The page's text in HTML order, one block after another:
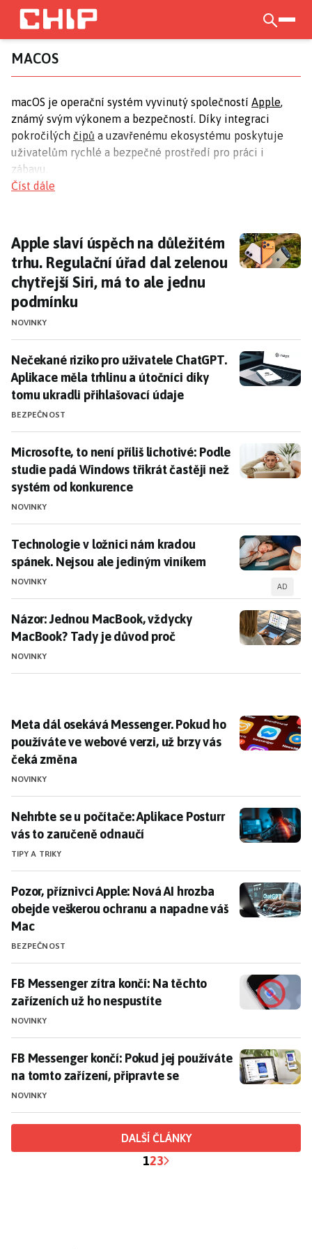
Přejít
hlavnímu
obsahu
MACOS
macOS je operační systém vyvinutý společností Apple,
známý svým výkonem a bezpečností. Díky integraci
pokročilých čipů a uzavřenému ekosystému poskytuje
uživatelům rychlé a bezpečné prostředí pro práci i
zábavu.
Nové čipy M4 od Apple přinášejí výrazné zvýšení výkonu
pro zařízení jakoMacBook Aira MacBook Pro. Díky
těmto čipům se zařízení stávají jedněmi z
nejvýkonnějších na trhu, což potvrzuje i MacBook Pro,
který je považován za extrémně výkonný notebook.
macOS je často vnímán jako bezpečnější než jiné
operační systémy díky své uzavřenosti. Přestože se občas
objeví bezpečnostní výzvy, jako je nedávná zranitelnost v
aplikaciMail
uživatelů před kybernetickými hrozbami.
Tipy a trendy
Jak digitálně podepsat dokument
Macu
Pozor na bezpečnost:Zranitelnost v aplikaci Mail na
macOS
Hackeři a macOS:Když chyba v Microsoftu ohrozí váš
Číst dále
Apple slaví úspěch na důležitém trhu.
Apple slaví úspěch na důležitém
trhu. Regulační úřad dal zelenou
chytřejší Siri, má to ale jednu
podmínku
NOVINKY
Nečekané riziko pro uživatele ChatGPT. Aplikace
Nečekané riziko pro uživatele ChatGPT.
Aplikace měla trhlinu a útočníci díky
tomu ukradli přihlašovací údaje
BEZPEČNOST
Microsofte, to není příliš lichotivé: Podle studie
Microsofte, to není příliš lichotivé: Podle
studie padá Windows třikrát častěji než
systém od konkurence
NOVINKY
Technologie v ložnici nám kradou spánek. Nejsou
Technologie v ložnici nám kradou
spánek. Nejsou ale jediným viníkem
NOVINKY AD
Názor: Jednou MacBook, vždycky MacBook? Tady je
Názor: Jednou MacBook, vždycky
MacBook? Tady je důvod proč
NOVINKY
Meta dál osekává Messenger. Pokud ho používáte
Meta dál osekává Messenger. Pokud ho
používáte ve webové verzi, už brzy vás
čeká změna
NOVINKY
Nehrbte se u počítače: Aplikace Posturr vás to
Nehrbte se u počítače: Aplikace Posturr
vás to zaručeně odnaučí
TIPY A TRIKY
Pozor, příznivci Apple: Nová AI hrozba obejde
Pozor, příznivci Apple: Nová AI hrozba
obejde veškerou ochranu a napadne váš
Mac
BEZPEČNOST
FB Messenger zítra končí: Na těchto zařízeních už ho
FB Messenger zítra končí: Na těchto
zařízeních už ho nespustíte
NOVINKY
FB Messenger končí: Pokud jej používáte na tomto
FB Messenger končí: Pokud jej používáte
na tomto zařízení, připravte se
NOVINKY
DALŠÍ ČLÁNKY
123